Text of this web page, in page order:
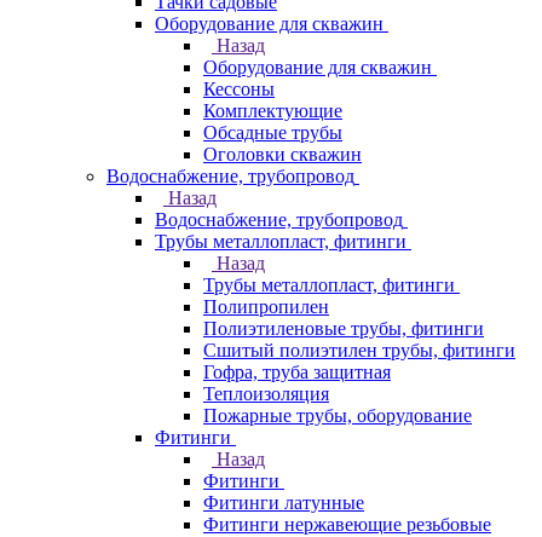
Оборудование для скважин
Назад
Оборудование для скважин
Кессоны
Комплектующие
Обсадные трубы
Оголовки скважин
Водоснабжение, трубопровод
Назад
Водоснабжение, трубопровод
Трубы металлопласт, фитинги
Назад
Трубы металлопласт, фитинги
Полипропилен
Полиэтиленовые трубы, фитинги
Сшитый полиэтилен трубы, фитинги
Гофра, труба защитная
Теплоизоляция
Пожарные трубы, оборудование
Фитинги
Назад
Фитинги
Фитинги латунные
Фитинги нержавеющие резьбовые